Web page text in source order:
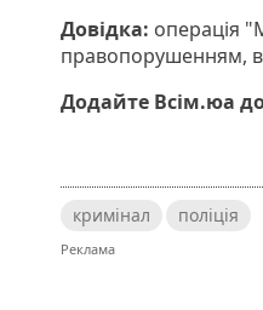
Довідка: операція
правопорушенням,
Додайте Всім.юа
кримінал поліція